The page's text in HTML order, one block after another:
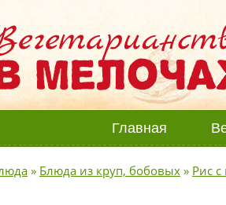
Главная
» Блюда из круп, бобовых » Рис